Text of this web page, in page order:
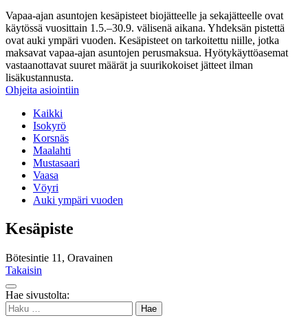
Vapaa-ajan asuntojen kesäpisteet biojätteelle ja sekajätteelle ovat
käytössä vuosittain 1.5.–30.9. välisenä aikana. Yhdeksän pistettä
ovat auki ympäri vuoden. Kesäpisteet on tarkoitettu niille, jotka
maksavat vapaa-ajan asuntojen perusmaksua. Hyötykäyttöasemat
vastaanottavat suuret määrät ja suurikokoiset jätteet ilman
lisäkustannusta.
Ohjeita asiointiin
Kaikki
Isokyrö
Korsnäs
Maalahti
Mustasaari
Vaasa
Vöyri
Auki ympäri vuoden
Kesäpiste
Bötesintie 11, Oravainen
Takaisin
Takaisin
ylös
Hae sivustolta:
Haku: